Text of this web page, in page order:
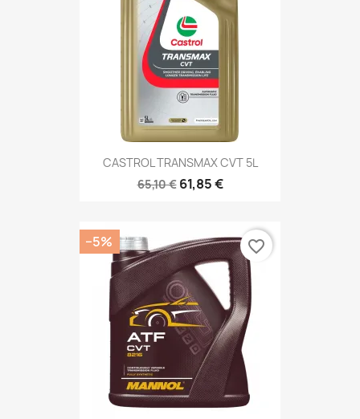
CASTROL TRANSMAX CVT 5L
65,10 € 61,85 €
−5% favorite_border